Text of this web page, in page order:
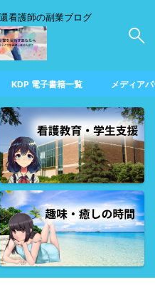
看護師の副業ブログ
KDP 電子書籍一覧 メディア